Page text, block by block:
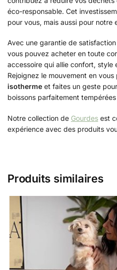
éco-responsable. Cet
pour vous, mais aussi pour notre
Avec une garantie de
vous pouvez acheter en toute
accessoire qui allie confort, style
Rejoignez le mouvement en vous
isotherme et faites un geste
boissons parfaitement
Notre collection de Gourdes est
expérience avec des produits
Produits similaires